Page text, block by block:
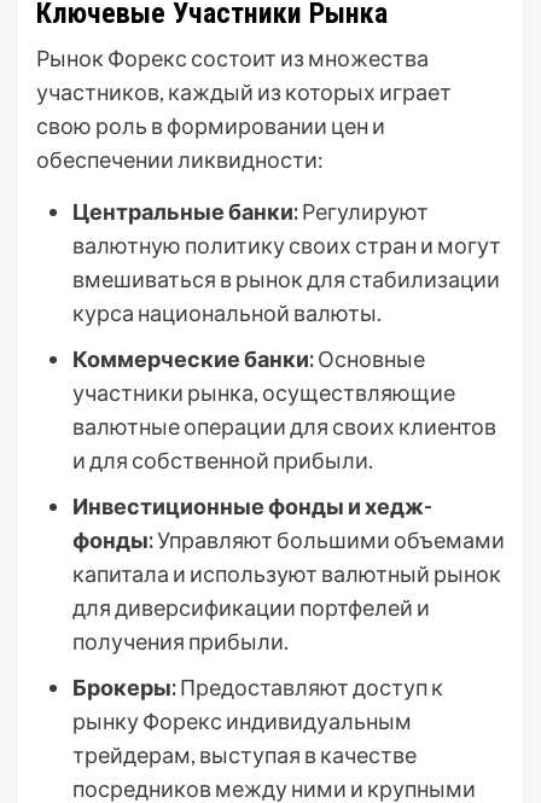
Ключевые Участники Рынка
Рынок Форекс состоит из множества
участников, каждый из которых играет
свою роль в формировании цен и
обеспечении ликвидности:
Центральные банки:Регулируют
валютную политику своих стран и могут
вмешиваться в рынок для стабилизации
курса национальной валюты.
Коммерческие банки:Основные
участники рынка, осуществляющие
валютные операции для своих клиентов
и для собственной прибыли.
Инвестиционные фонды и хедж-
фонды:Управляют большими объемами
капитала и используют валютный рынок
для диверсификации портфелей и
получения прибыли.
Брокеры:Предоставляют доступ к
рынку Форекс индивидуальным
трейдерам, выступая в качестве
посредников между ними и крупными